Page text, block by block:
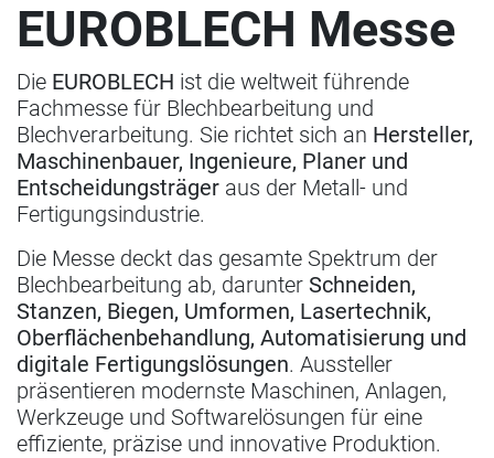
EUROBLECH Messe
Die EUROBLECH ist die weltweit führende
Fachmesse für Blechbearbeitung und
Blechverarbeitung. Sie richtet sich an Hersteller,
Maschinenbauer, Ingenieure, Planer und
Entscheidungsträger aus der Metall- und
Fertigungsindustrie.
Die Messe deckt das gesamte Spektrum der
Blechbearbeitung ab, darunter Schneiden,
Stanzen, Biegen, Umformen, Lasertechnik,
Oberflächenbehandlung, Automatisierung und
digitale Fertigungslösungen. Aussteller
präsentieren modernste Maschinen, Anlagen,
Werkzeuge und Softwarelösungen für eine
effiziente, präzise und innovative Produktion.